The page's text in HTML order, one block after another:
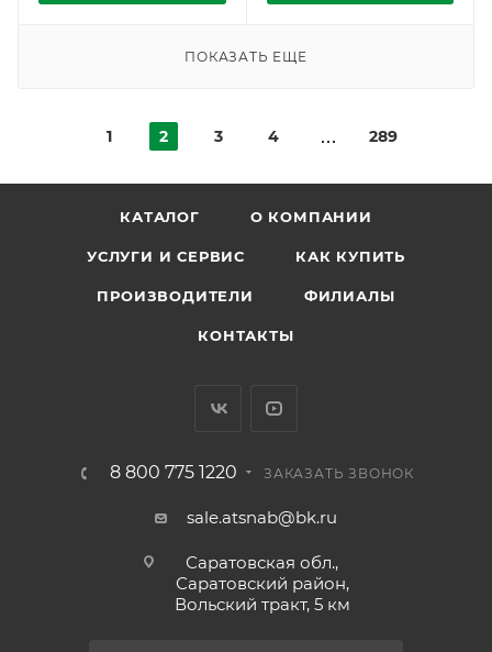
ПОКАЗАТЬ ЕЩЕ
1 2 3 4 289
КАТАЛОГ О КОМПАНИИ
УСЛУГИ И СЕРВИС КАК КУПИТЬ
ПРОИЗВОДИТЕЛИ ФИЛИАЛЫ
КОНТАКТЫ
8 800 775 1220 ЗАКАЗАТЬ ЗВОНОК
sale.atsnab@bk.ru
Саратовская обл.,
Саратовский район,
Вольский тракт, 5 км